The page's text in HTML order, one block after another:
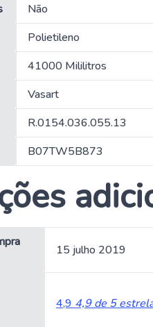
‎Não
‎Polietileno
‎41000 Mililitros
‎Vasart
‎R.0154.036.055.13
‎B07TW5B873
15 julho 2019
4,9 4,9 de 5